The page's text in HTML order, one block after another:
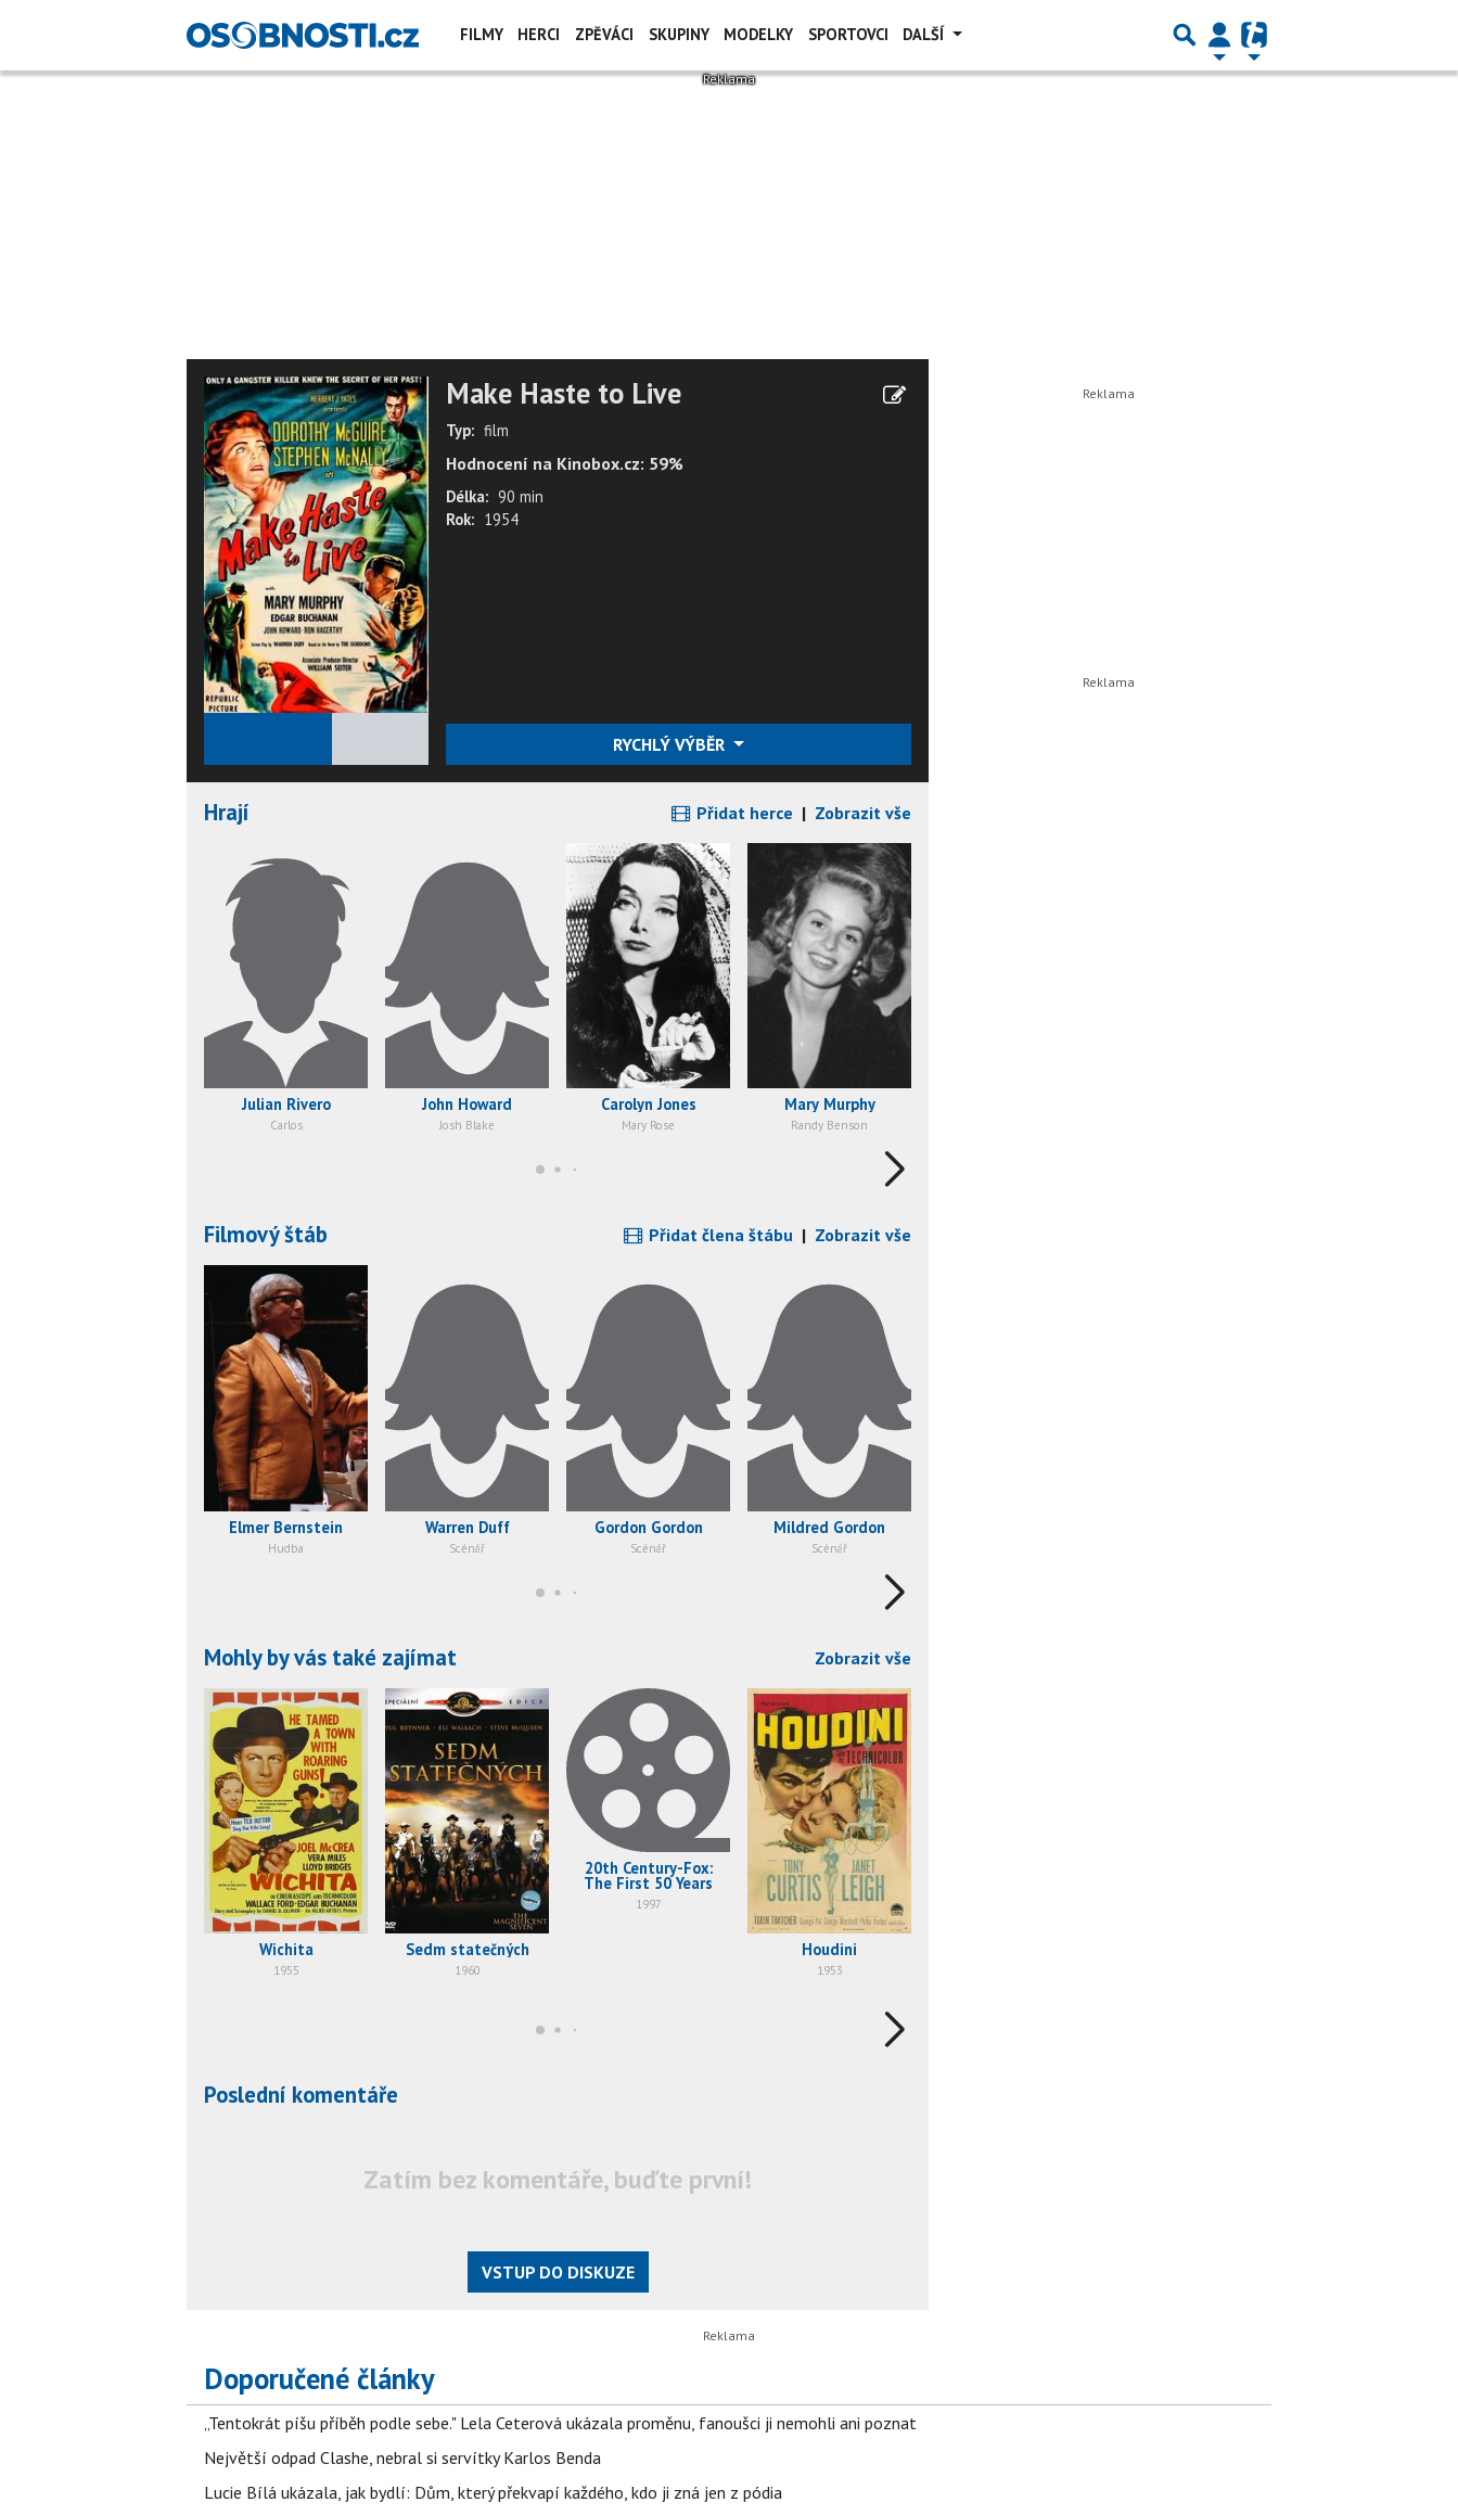
FILMY HERCI ZPĚVÁCI SKUPINY MODELKY SPORTOVCI DALŠÍ
Make Haste to Live
Typ: film
Hodnocení na Kinobox.cz: 59%
Délka: 90 min
Rok: 1954
RYCHLÝ VÝBĚR
Hrají Přidat herce | Zobrazit vše
Julian Rivero
Carlos
John Howard
Josh Blake
Carolyn Jones
Mary Rose
Mary Murphy
Randy Benson
Filmový štáb Přidat člena štábu | Zobrazit vše
Elmer Bernstein
Hudba
Warren Duff
Scénář
Gordon Gordon
Scénář
Mildred Gordon
Scénář
Mohly by vás také zajímat Zobrazit vše
Wichita
1955
Sedm statečných
1960
20th Century-Fox:
The First 50 Years
1997
Houdini
1953
Poslední komentáře
Zatím bez komentáře, buďte první!
VSTUP DO DISKUZE
Doporučené články
„Tentokrát píšu příběh podle sebe." Lela Ceterová ukázala proměnu, fanoušci ji nemohli ani poznat
Největší odpad Clashe, nebral si servítky Karlos Benda
Lucie Bílá ukázala, jak bydlí: Dům, který překvapí každého, kdo ji zná jen z pódia